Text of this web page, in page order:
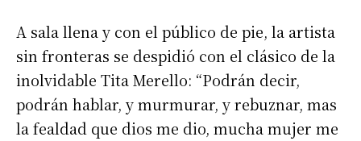
A sala llena y con el público de pie, la artista
sin fronteras se despidió con el clásico de la
inolvidable Tita Merello: “Podrán decir,
podrán hablar, y murmurar, y rebuznar, mas
la fealdad que dios me dio, mucha mujer me